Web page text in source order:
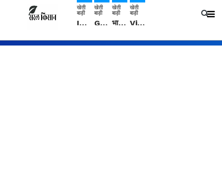
खेती
बाड़ी
IMD: राजस्थान में प्री-मानसून की सामान्य से 74% अधिक बारिश, दस्तक में देरी और मानसून कमजोर रहेगा
खेती
बाड़ी
Guar Ka Rate: ग्वार के भाव में हल्की बढ़ोतरी, बढ़ सकता है बुवाई का रकबा
खेती
बाड़ी
भारत में 29 मई से शुरु होगी प्री-मानसून बारिश, ECMWF विदेशी मौसम एजेंसी का पूर्वानुमान
खेती
बाड़ी
Video: सिरसा जिले के कई गांवों में बारिश और बूंदाबांदी, कॉटन की फसल को होगा फायदा